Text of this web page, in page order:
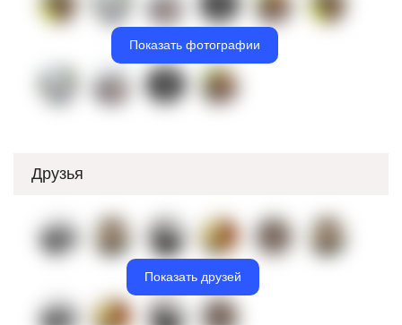
Показать фотографии
Друзья
Показать друзей